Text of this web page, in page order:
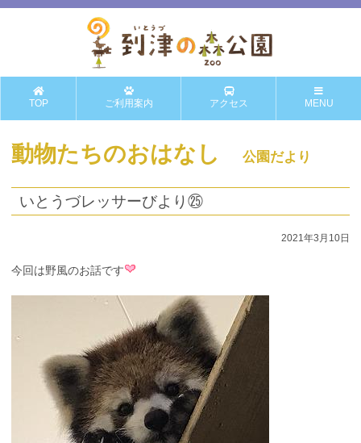
TOP ご利用案内 アクセス MENU
動物たちのおはなし 公園だより
いとうづレッサーびより㉕
2021年3月10日
今回は野風のお話です